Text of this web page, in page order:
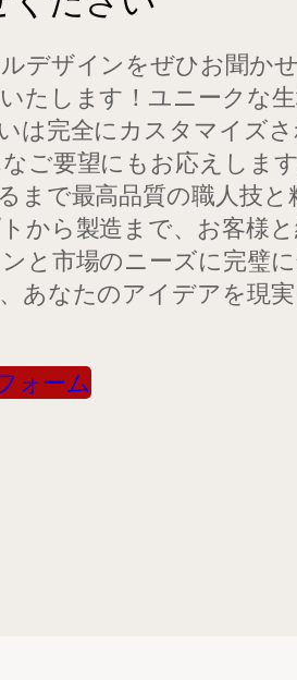
デザインをぜひお聞か
たします！ユニークな
は完全にカスタマイズ
ご要望にもお応えしま
まで最高品質の職人技と
から製造まで、お客様
と市場のニーズに完璧
あなたのアイデアを現
ォーム